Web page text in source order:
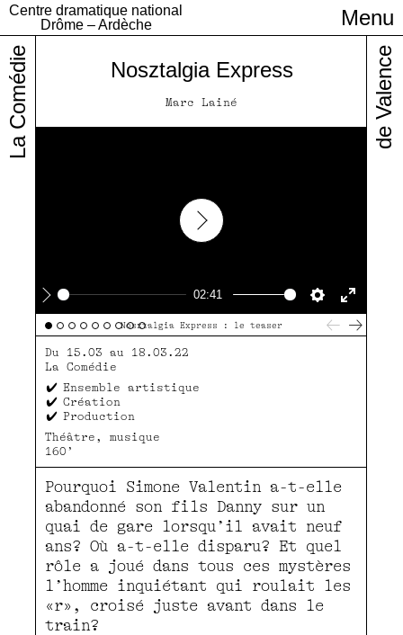
Centre dramatique national
Drôme – Ardèche
Menu
Infos pratiques
Nosztalgia Express
Marc Lainé
Play
02:41
Settings
Enter
Play
Nosztalgia Express : le teaser
Du 15.03 au 18.03.22
La Comédie
Ensemble artistique
Création
Production
Théâtre, musique
160’
Pourquoi Simone Valentin a-t-elle
abandonné son ﬁls Danny sur un
quai de gare lorsqu’il avait neuf
ans? Où a-t-elle disparu? Et quel
rôle a joué dans tous ces mystères
l’homme inquiétant qui roulait les
«r», croisé juste avant dans le
train?
La Comédie de Valence